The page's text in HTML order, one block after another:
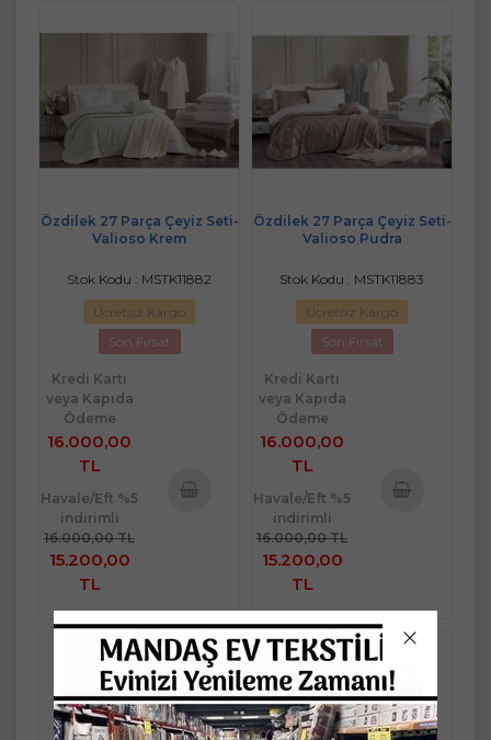
Özdilek 27 Parça Çeyiz Seti-
Valioso Krem
Stok Kodu : MSTK11882
Ücretsiz Kargo
Son Fırsat
Kredi Kartı
veya Kapıda
Ödeme
16.000,00
TL
Havale/Eft %5
indirimli
16.000,00 TL
15.200,00
TL
Özdilek 27 Parça Çeyiz Seti-
Valioso Pudra
Stok Kodu : MSTK11883
Ücretsiz Kargo
Son Fırsat
Kredi Kartı
veya Kapıda
Ödeme
16.000,00
TL
Havale/Eft %5
indirimli
16.000,00 TL
15.200,00
TL